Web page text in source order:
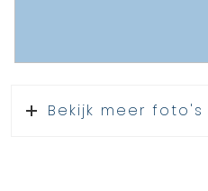
Bekijk meer foto's